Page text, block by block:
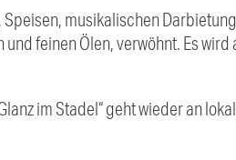
musikalischen
feinen Ölen, verwöhnt. Es
im Stadel“ geht wieder an